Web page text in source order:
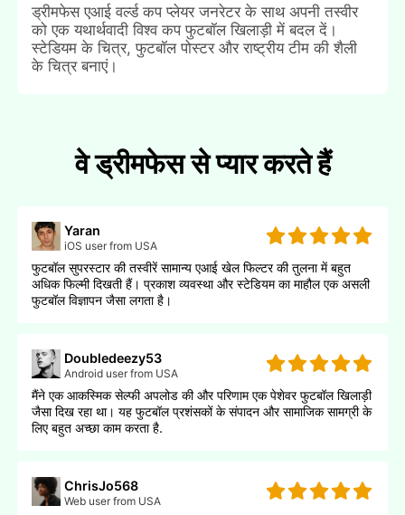
ड्रीमफेस एआई वर्ल्ड कप प्लेयर जनरेटर के साथ अपनी तस्वीर
को एक यथार्थवादी विश्व कप फुटबॉल खिलाड़ी में बदल दें।
स्टेडियम के चित्र, फुटबॉल पोस्टर और राष्ट्रीय टीम की शैली
के चित्र बनाएं।
वे ड्रीमफेस से प्यार करते हैं
Yaran
iOS user from USA
फुटबॉल सुपरस्टार की तस्वीरें सामान्य एआई खेल फिल्टर की तुलना में बहुत
अधिक फिल्मी दिखती हैं। प्रकाश व्यवस्था और स्टेडियम का माहौल एक असली
फुटबॉल विज्ञापन जैसा लगता है।
Doubledeezy53
Android user from USA
मैंने एक आकस्मिक सेल्फी अपलोड की और परिणाम एक पेशेवर फुटबॉल खिलाड़ी
जैसा दिख रहा था। यह फुटबॉल प्रशंसकों के संपादन और सामाजिक सामग्री के
लिए बहुत अच्छा काम करता है.
ChrisJo568
Web user from USA